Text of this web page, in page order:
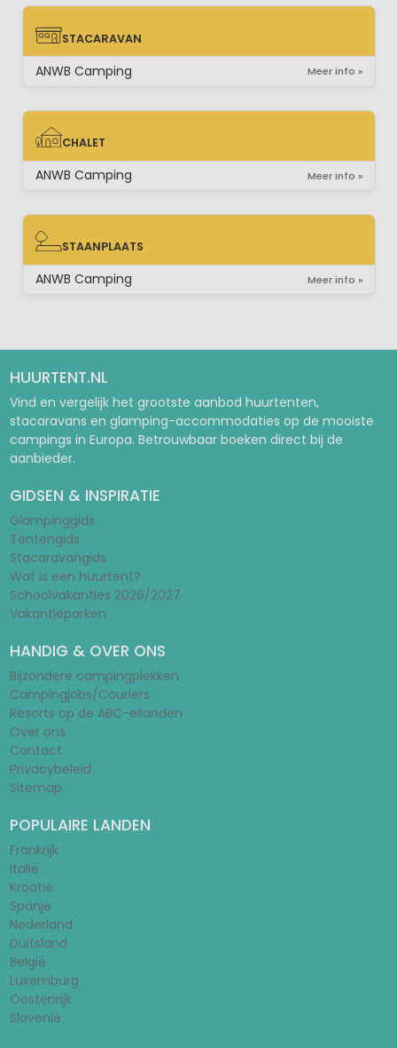
STACARAVAN
STACARAVAN
ANWB Camping Meer info »
CHALET
CHALET
ANWB Camping Meer info »
STAANPLAATS
STAANPLAATS
ANWB Camping Meer info »
HUURTENT.NL
Vind en vergelijk het grootste aanbod huurtenten,
stacaravans en glamping-accommodaties op de mooiste
campings in Europa. Betrouwbaar boeken direct bij de
aanbieder.
GIDSEN & INSPIRATIE
Glampinggids
Tentengids
Stacaravangids
Wat is een huurtent?
Schoolvakanties 2026/2027
Vakantieparken
HANDIG & OVER ONS
Bijzondere campingplekken
Campingjobs/Couriers
Resorts op de ABC-eilanden
Over ons
Contact
Privacybeleid
Sitemap
POPULAIRE LANDEN
Frankrijk
Italië
Kroatië
Spanje
Nederland
Duitsland
België
Luxemburg
Oostenrijk
Slovenië